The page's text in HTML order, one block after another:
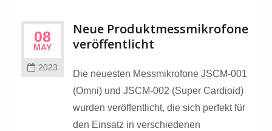
08
MAY
2023
Neue Produktmessmikrofone
veröffentlicht
Die neuesten Messmikrofone JSCM-001
(Omni) und JSCM-002 (Super Cardioid)
wurden veröffentlicht, die sich perfekt für
den Einsatz in verschiedenen